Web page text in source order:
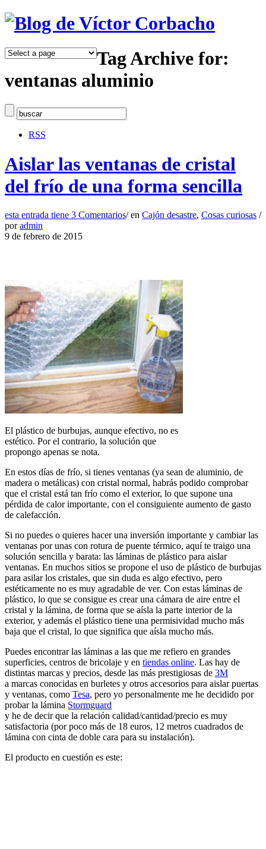
Tag Archive for:
ventanas aluminio
RSS
Aislar las ventanas de cristal
del frío de una forma sencilla
esta entrada tiene 3 Comentarios/ en Cajón desastre, Cosas curiosas /
poradmin
9 de febrero de 2015
El plástico de burbujas, aunque efectivo, no es
estético. Por el contrario, la solución que
propongo apenas se nota.
En estos días de frío, si tienes ventanas (ya sean de aluminio, de
madera o metálicas) con cristal normal, habrás podido comprobar
que el cristal está tan frío como el exterior, lo que supone una
pérdida de calor importante, con el consiguiente aumento de gasto
de calefacción.
Si no puedes o quieres hacer una inversión importante y cambiar las
ventanas por unas con rotura de puente térmico, aquí te traigo una
solución sencilla y barata: las láminas de plástico para aislar
ventanas. En muchos sitios se propone el uso de plástico de burbujas
para asilar los cristales, que sin duda es algo efectivo, pero
estéticamente no es muy agradable de ver. Con estas láminas de
plástico, lo que se consigue es crear una cámara de aire entre el
cristal y la lámina, de forma que se aísla la parte interior de la
exterior, y además el plástico tiene una permisividad mucho más
baja que el cristal, lo que significa que aísla mucho más.
Puedes encontrar las láminas a las que me refiero en grandes
superficies, centros de bricolaje y en tiendas online. Las hay de
distintas marcas y precios, desde las más prestigiosas de 3M
a marcas conocidas en burletes y otros accesorios para aislar puertas
y ventanas, como Tesa, pero yo personalmente me he decidido por
probar la lámina Stormguard
y he de decir que la relación calidad/cantidad/precio es muy
satisfactoria (por poco más de 18 euros, 12 metros cuadrados de
lámina con cinta de doble cara para su instalación).
El producto en cuestión es este: